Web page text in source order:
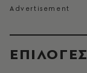
EΠΙΛΟΓΈΣ